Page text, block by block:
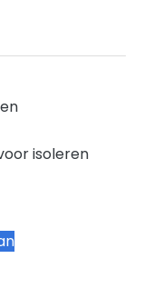
isoleren